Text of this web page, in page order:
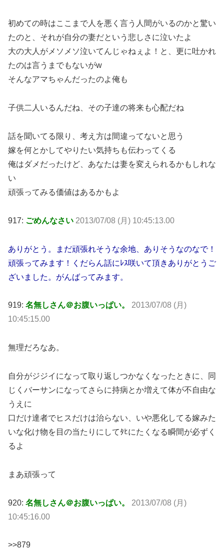
初めての時はここまで人を悪く言う人間がいるのかと驚い
たのと、それが自分の妻だという悲しさに泣いたよ
大の大人がメソメソ泣いてんじゃねぇよ！と、更に吐かれ
たのは言うまでもないがw
そんなアマちゃんだったのよ俺も
子供二人いるんだね、その子達の将来も心配だね
話を聞いてる限り、考え方は間違ってないと思う
嫁を何とかしてやりたい気持ちも伝わってくる
俺はダメだったけど、あなたは妻を変えられるかもしれな
い
頑張ってみる価値はあるかもよ
917: ごめんなさい 2013/07/08 (月) 10:45:13.00
ありがとう。まだ頑張れそうな余地、ありそうなのなで！
頑張ってみます！くだらん話にﾚｽ咲いて頂きありがとうご
ざいました。がんばってみます。
919: 名無しさん＠お腹いっぱい。 2013/07/08 (月)
10:45:15.00
無理だろなあ。
自分がジジイになって取り返しつかなくなったときに、同
じくバーサンになってさらに持病とか増えて体が不自由な
うえに
口だけ達者でヒスだけは治らない、いや悪化してる嫁みた
いな化け物を目の当たりにしてﾀﾋにたくなる瞬間が必ずく
るよ
まあ頑張って
920: 名無しさん＠お腹いっぱい。 2013/07/08 (月)
10:45:16.00
>>879